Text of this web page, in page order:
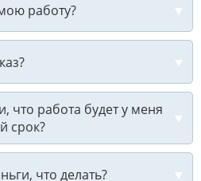
работу?
что работа будет у меня
срок?
что делать?